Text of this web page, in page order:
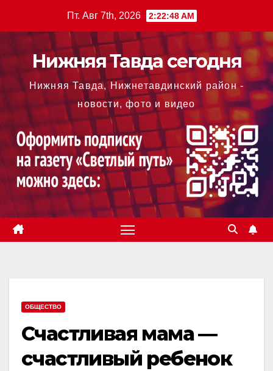
содержимому
Пт. Авг 7th, 2026 2:22:49 AM
Нижняя Тавда сегодня
Нижняя Тавда, Нижнетавдинский район -
новости, фото и видео
ОБЩЕСТВО
Счастливая мама —
счастливый ребенок